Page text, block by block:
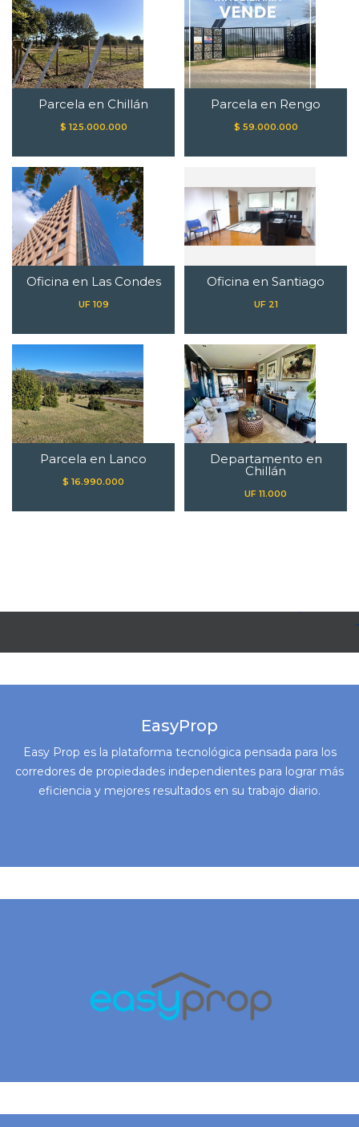
Parcela en Chillán
$ 125.000.000
Parcela en Rengo
$ 59.000.000
Oficina en Las Condes
UF 109
Oficina en Santiago
UF 21
Parcela en Lanco
$ 16.990.000
Departamento en
Chillán
UF 11.000
EasyProp
Easy Prop es la plataforma tecnológica pensada para los
corredores de propiedades independientes para lograr más
eficiencia y mejores resultados en su trabajo diario.